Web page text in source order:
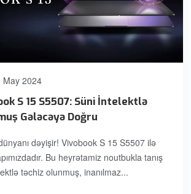
May 2024
S 15 S5507: Süni İntelektlə
Gələcəyə Doğru
dəyişir! Vivobook S 15 S5507 ilə
Bu heyrətamiz noutbukla tanış
təchiz olunmuş, inanılmaz